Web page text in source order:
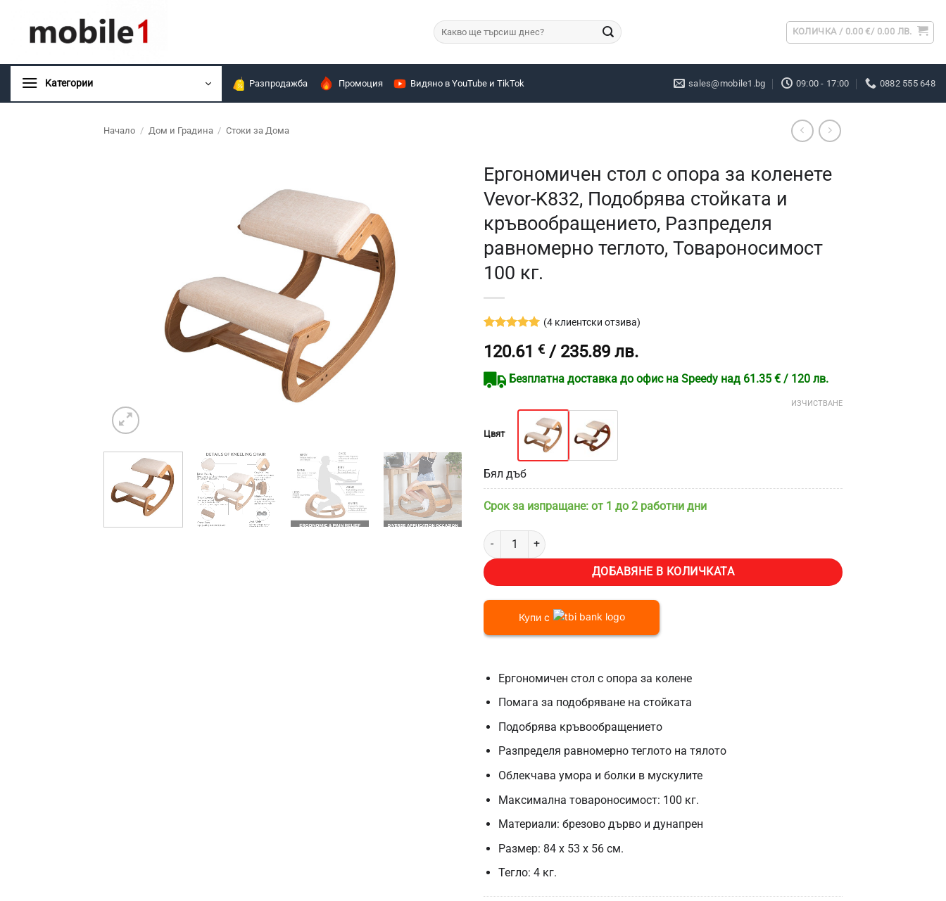
content
Търсене
за:
КОЛИЧКА / 0.00€/ 0.00 ЛВ.
Kатегории Разпродажба Промоция Видяно в YouTube и TikTok sales@mobile1.bg 09:00 - 17:00 0882 555 648
Начало / Дом и Градина / Стоки за Дома
Ергономичен стол с опора за коленете
Vevor-K832, Подобрява стойката и
кръвообращението, Разпределя
равномерно теглото, Товароносимост
100 кг.
от 5,
базирано
на
потребителски
(4клиентски отзива)
120.61 € / 235.89 лв.
Безплатна доставка до офис на Speedy над 61.35 € / 120 лв.
Цвят
ИЗЧИСТВАНЕ
Бял дъб
Срок за изпращане: от 1 до 2 работни дни
количество за Ергономичен стол с опора за коленете Vevor-K832, Подобрява стойката и
ДОБАВЯНЕ В КОЛИЧКАТА
Купи с
Ергономичен стол с опора за колене
Помага за подобряване на стойката
Подобрява кръвообращението
Разпределя равномерно теглото на тялото
Облекчава умора и болки в мускулите
Максимална товароносимост: 100 кг.
Материали: брезово дърво и дунапрен
Размер: 84 х 53 х 56 см.
Тегло: 4 кг.